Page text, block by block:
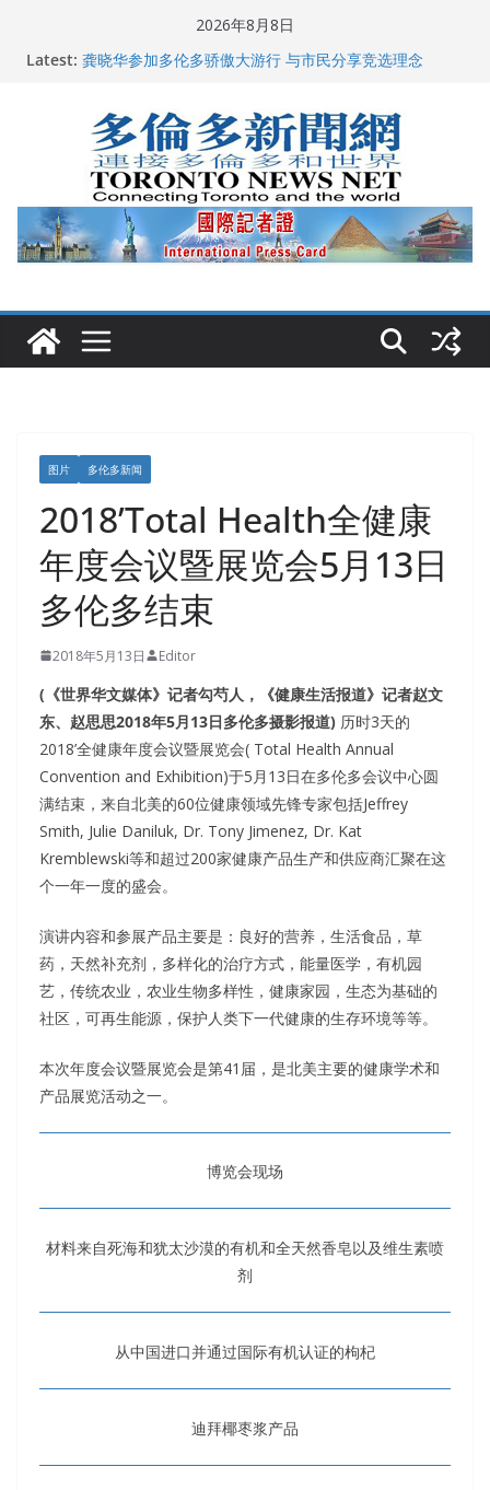
2026年8月8日
Latest: 龚晓华参加多伦多骄傲大游行 与市民分享竞选理念
特朗普称加拿大“不友善”并批评其领导层 卡尼：谈判事
关加拿大就业
2026加拿大青少年儿童绘画比赛颁奖典礼多伦多举行
图片 多伦多新闻
2018’Total Health全健康
年度会议暨展览会5月13日
多伦多结束
2018年5月13日 Editor
(《世界华文媒体》记者勾芍人，《健康生活报道》记者赵文
东、赵思思2018年5月13日多伦多摄影报道) 历时3天的
2018’全健康年度会议暨展览会( Total Health Annual
Convention and Exhibition)于5月13日在多伦多会议中心圆
满结束，来自北美的60位健康领域先锋专家包括Jeffrey
Smith, Julie Daniluk, Dr. Tony Jimenez, Dr. Kat
Kremblewski等和超过200家健康产品生产和供应商汇聚在这
个一年一度的盛会。
演讲内容和参展产品主要是：良好的营养，生活食品，草
药，天然补充剂，多样化的治疗方式，能量医学，有机园
艺，传统农业，农业生物多样性，健康家园，生态为基础的
社区，可再生能源，保护人类下一代健康的生存环境等等。
本次年度会议暨展览会是第41届，是北美主要的健康学术和
产品展览活动之一。
博览会现场
材料来自死海和犹太沙漠的有机和全天然香皂以及维生素喷
剂
从中国进口并通过国际有机认证的枸杞
迪拜椰枣浆产品